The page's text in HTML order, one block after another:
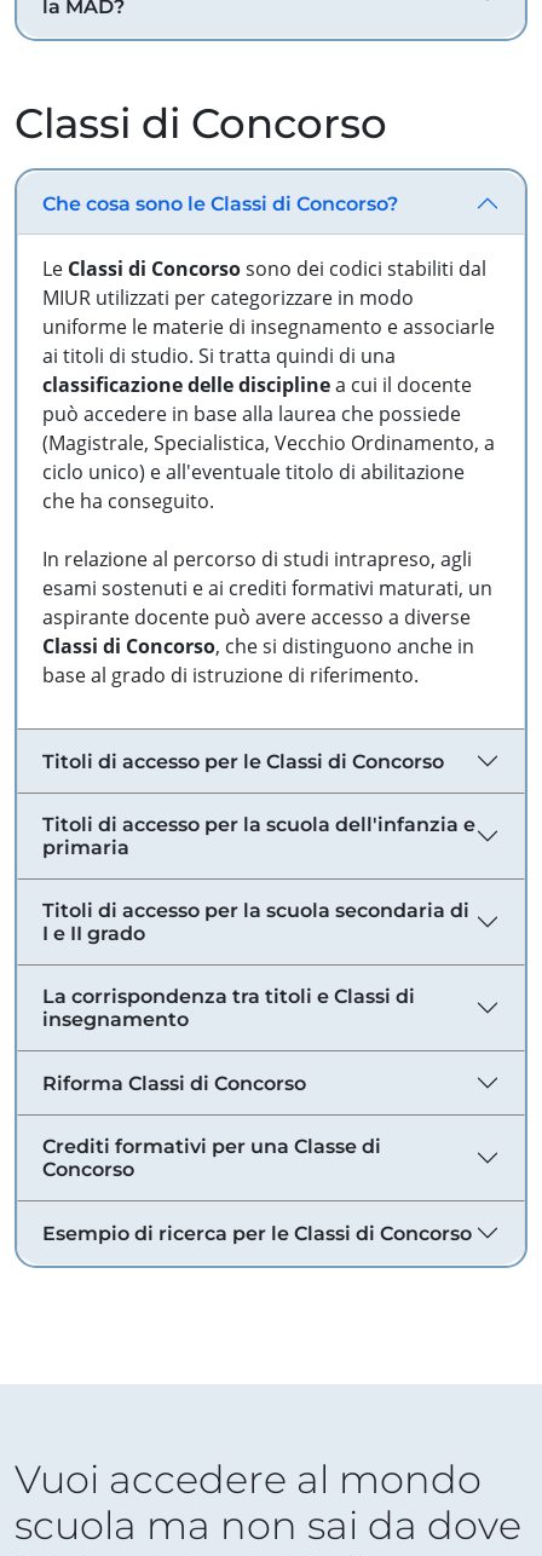
la MAD?
Classi di Concorso
Che cosa sono le Classi di Concorso?
Le Classi di Concorsosono dei codici stabiliti dal
MIUR utilizzati per categorizzare in modo
uniforme le materie di insegnamento e associarle
ai titoli di studio. Si tratta quindi di una
classificazione delle disciplinea cui il docente
può accedere in base alla laurea che possiede
(Magistrale, Specialistica, Vecchio Ordinamento, a
ciclo unico) e all'eventuale titolo di abilitazione
che ha conseguito.
In relazione al percorso di studi intrapreso, agli
esami sostenuti e ai crediti formativi maturati, un
aspirante docente può avere accesso a diverse
Classi di Concorso, che si distinguono anche in
base al grado di istruzione di riferimento.
Titoli di accesso per le Classi di Concorso
Titoli di accesso per la scuola dell'infanzia e
primaria
Titoli di accesso per la scuola secondaria di
I e II grado
La corrispondenza tra titoli e Classi di
insegnamento
Riforma Classi di Concorso
Crediti formativi per una Classe di
Concorso
Esempio di ricerca per le Classi di Concorso
Vuoi accedere al mondo
scuola ma non sai da dove